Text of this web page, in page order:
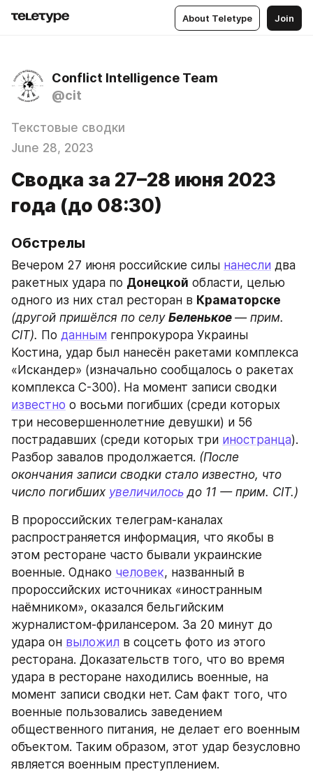
About Teletype Join
Conflict Intelligence Team
@cit
Текстовые сводки
June 28, 2023
Сводка за 27–28 июня 2023
года (до 08:30)
Обстрелы
Вечером 27 июня российские силы нанесли два
ракетных удара по Донецкой области, целью
одного из них стал ресторан в Краматорске
(другой пришёлся по селу Беленькое — прим.
CIT). По данным генпрокурора Украины
Костина, удар был нанесён ракетами комплекса
«Искандер» (изначально сообщалось о ракетах
известно о восьми погибших (среди которых
три несовершеннолетние девушки) и 56
пострадавших (среди которых три иностранца).
Разбор завалов продолжается. (После
окончания записи сводки стало известно, что
число погибших увеличилось до 11 — прим. CIT.)
В пророссийских телеграм-каналах
распространяется информация, что якобы в
этом ресторане часто бывали украинские
военные. Однако человек, названный в
пророссийских источниках «иностранным
наёмником», оказался бельгийским
журналистом-фрилансером. За 20 минут до
удара он выложил в соцсеть фото из этого
ресторана. Доказательств того, что во время
удара в ресторане находились военные, на
момент записи сводки нет. Сам факт того, что
военные пользовались заведением
общественного питания, не делает его военным
объектом. Таким образом, этот удар безусловно
является военным преступлением.